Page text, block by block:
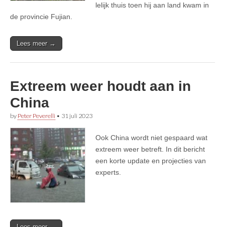
lelijk thuis toen hij aan land kwam in
de provincie Fujian.
Lees meer →
Extreem weer houdt aan in
China
by Peter Peverelli • 31 juli 2023
Ook China wordt niet gespaard wat
extreem weer betreft. In dit bericht
een korte update en projecties van
experts.